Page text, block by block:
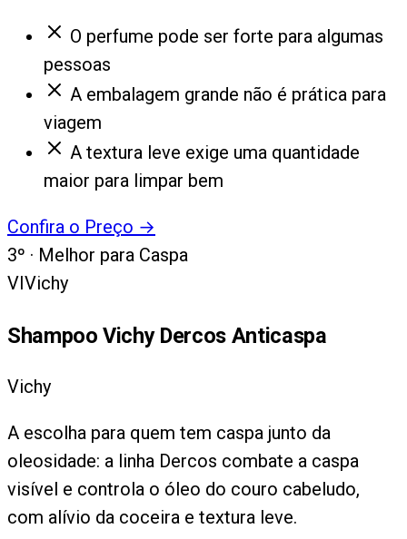
O perfume pode ser forte para algumas
pessoas
A embalagem grande não é prática para
viagem
A textura leve exige uma quantidade
maior para limpar bem
Confira o Preço →
3º · Melhor para Caspa
VIVichy
Shampoo Vichy Dercos Anticaspa
Vichy
A escolha para quem tem caspa junto da
oleosidade: a linha Dercos combate a caspa
visível e controla o óleo do couro cabeludo,
com alívio da coceira e textura leve.